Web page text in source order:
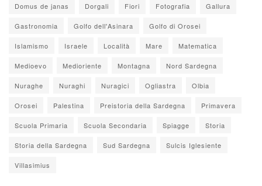
Domus de janas Dorgali Fiori Fotografia Gallura
Gastronomia Golfo dell'Asinara Golfo di Orosei
Islamismo Israele Località Mare Matematica
Medioevo Medioriente Montagna Nord Sardegna
Nuraghe Nuraghi Nuragici Ogliastra Olbia
Orosei Palestina Preistoria della Sardegna Primavera
Scuola Primaria Scuola Secondaria Spiagge Storia
Storia della Sardegna Sud Sardegna Sulcis Iglesiente
Villasimius